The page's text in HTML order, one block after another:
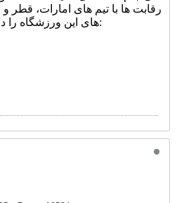
رقابت ها با تیم های امارات،
های این ورزشگاه را در زیر می بینید: